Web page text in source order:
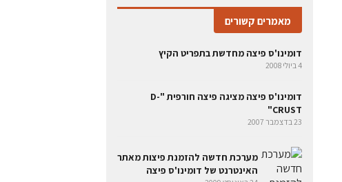
מאמרים קשורים
דומינו'ס פיצה מחדשת בתפריט הקיץ
4 ביולי 2008
דומינו'ס פיצה מציגה פיצה חורפית "D-
CRUST"
23 בדצמבר 2007
מערכת חדשה להזמנת פיצות מאתר
האינטרנט של דומינו'ס פיצה